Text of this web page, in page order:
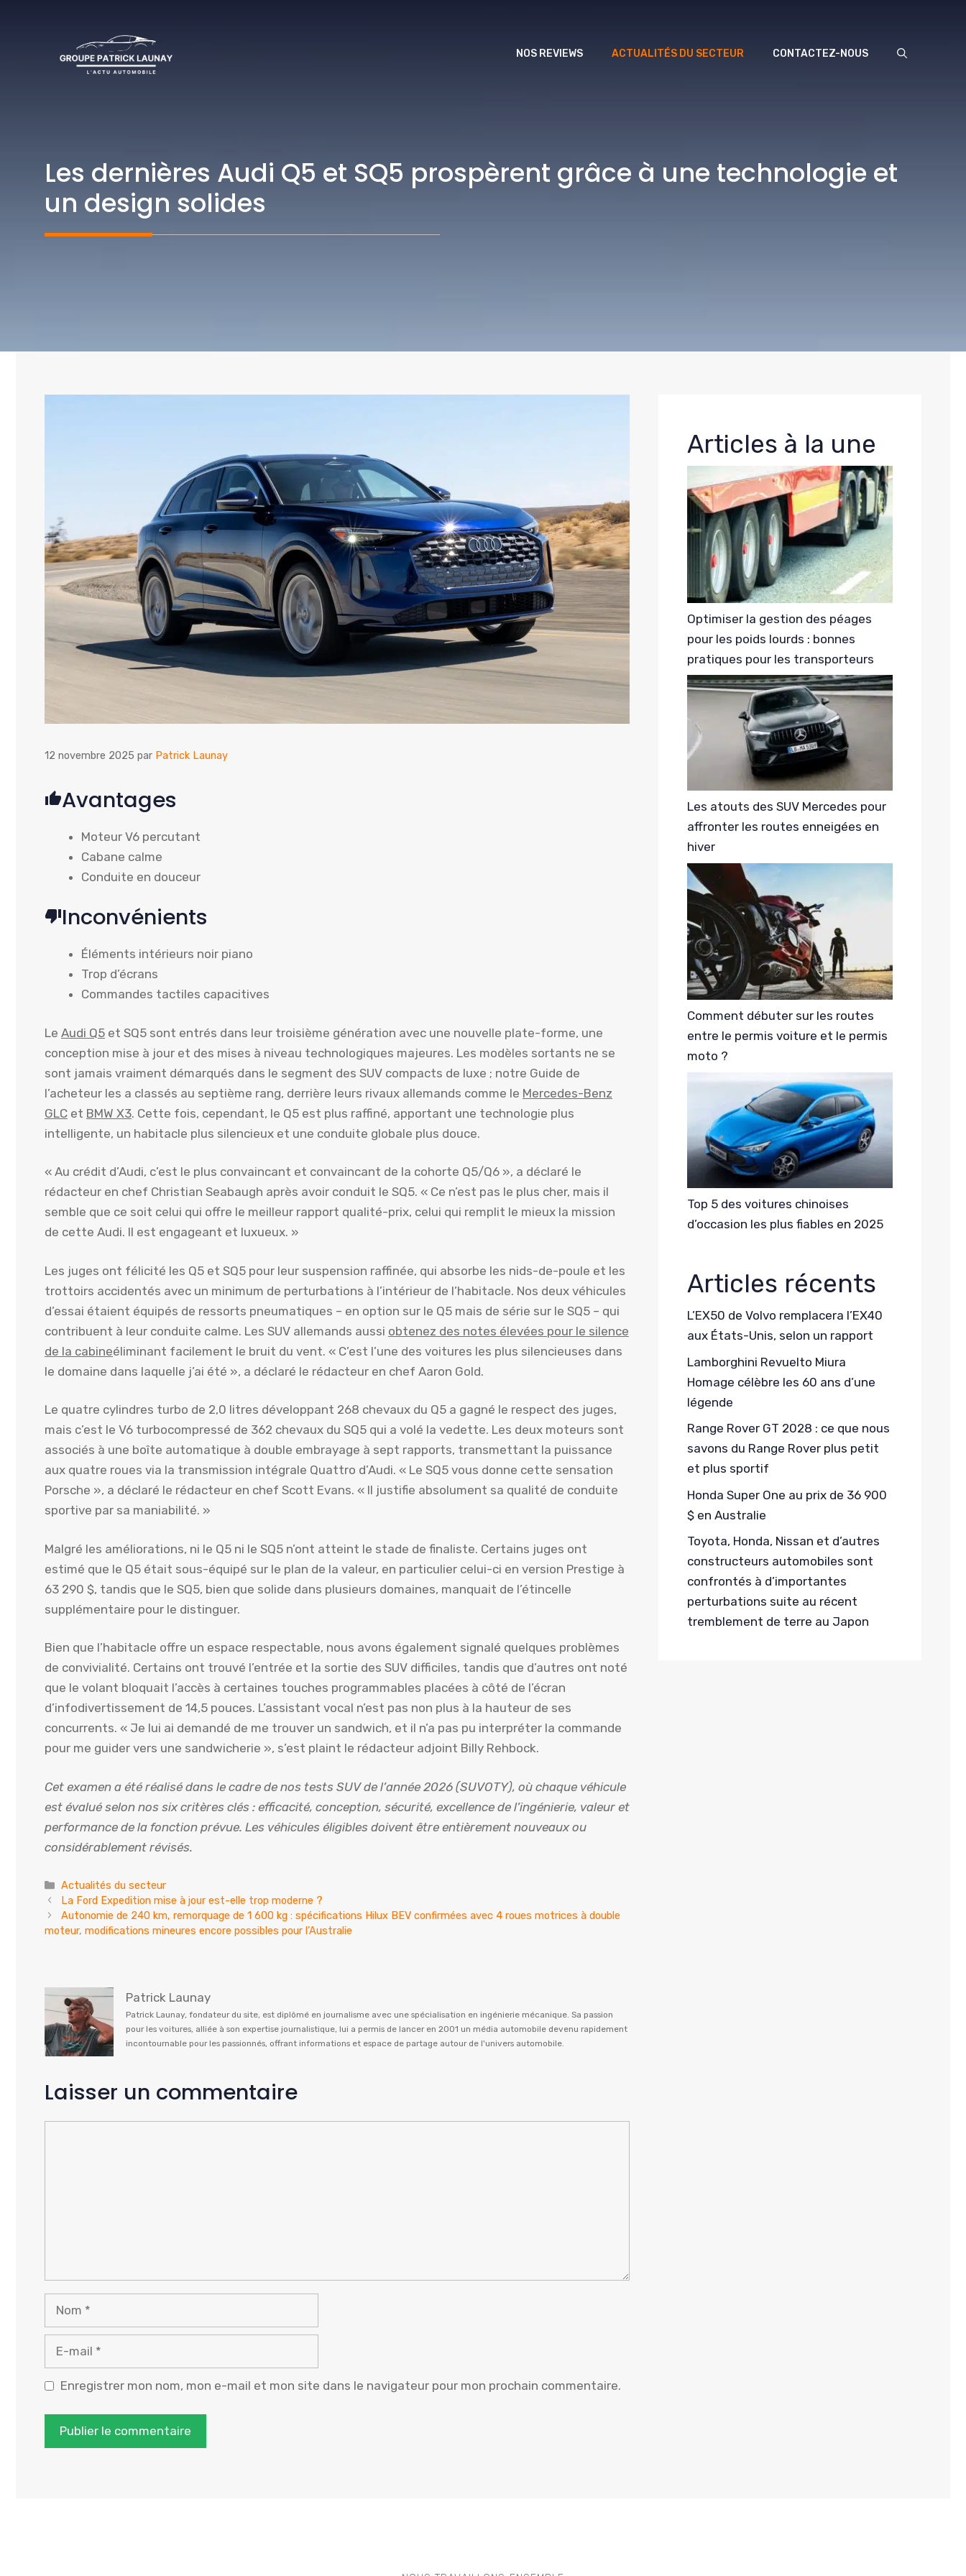
NOS REVIEWS ACTUALITÉS DU SECTEUR CONTACTEZ-NOUS
Les dernières Audi Q5 et SQ5 prospèrent grâce à une technologie et
un design solides
12 novembre 2025 par Patrick Launay
Avantages
Moteur V6 percutant
Cabane calme
Conduite en douceur
Inconvénients
Éléments intérieurs noir piano
Trop d’écrans
Commandes tactiles capacitives
Le Audi Q5 et SQ5 sont entrés dans leur troisième génération avec une nouvelle plate-forme, une
conception mise à jour et des mises à niveau technologiques majeures. Les modèles sortants ne se
sont jamais vraiment démarqués dans le segment des SUV compacts de luxe ; notre Guide de
l’acheteur les a classés au septième rang, derrière leurs rivaux allemands comme le Mercedes-Benz
GLC et BMW X3. Cette fois, cependant, le Q5 est plus raffiné, apportant une technologie plus
intelligente, un habitacle plus silencieux et une conduite globale plus douce.
« Au crédit d’Audi, c’est le plus convaincant et convaincant de la cohorte Q5/Q6 », a déclaré le
rédacteur en chef Christian Seabaugh après avoir conduit le SQ5. « Ce n’est pas le plus cher, mais il
semble que ce soit celui qui offre le meilleur rapport qualité-prix, celui qui remplit le mieux la mission
de cette Audi. Il est engageant et luxueux. »
Les juges ont félicité les Q5 et SQ5 pour leur suspension raffinée, qui absorbe les nids-de-poule et les
trottoirs accidentés avec un minimum de perturbations à l’intérieur de l’habitacle. Nos deux véhicules
d’essai étaient équipés de ressorts pneumatiques – en option sur le Q5 mais de série sur le SQ5 – qui
contribuent à leur conduite calme. Les SUV allemands aussi obtenez des notes élevées pour le silence
de la cabineéliminant facilement le bruit du vent. « C’est l’une des voitures les plus silencieuses dans
le domaine dans laquelle j’ai été », a déclaré le rédacteur en chef Aaron Gold.
Le quatre cylindres turbo de 2,0 litres développant 268 chevaux du Q5 a gagné le respect des juges,
mais c’est le V6 turbocompressé de 362 chevaux du SQ5 qui a volé la vedette. Les deux moteurs sont
associés à une boîte automatique à double embrayage à sept rapports, transmettant la puissance
aux quatre roues via la transmission intégrale Quattro d’Audi. « Le SQ5 vous donne cette sensation
Porsche », a déclaré le rédacteur en chef Scott Evans. « Il justifie absolument sa qualité de conduite
sportive par sa maniabilité. »
Malgré les améliorations, ni le Q5 ni le SQ5 n’ont atteint le stade de finaliste. Certains juges ont
estimé que le Q5 était sous-équipé sur le plan de la valeur, en particulier celui-ci en version Prestige à
63 290 $, tandis que le SQ5, bien que solide dans plusieurs domaines, manquait de l’étincelle
supplémentaire pour le distinguer.
Bien que l’habitacle offre un espace respectable, nous avons également signalé quelques problèmes
de convivialité. Certains ont trouvé l’entrée et la sortie des SUV difficiles, tandis que d’autres ont noté
que le volant bloquait l’accès à certaines touches programmables placées à côté de l’écran
d’infodivertissement de 14,5 pouces. L’assistant vocal n’est pas non plus à la hauteur de ses
concurrents. « Je lui ai demandé de me trouver un sandwich, et il n’a pas pu interpréter la commande
pour me guider vers une sandwicherie », s’est plaint le rédacteur adjoint Billy Rehbock.
Cet examen a été réalisé dans le cadre de nos tests SUV de l’année 2026 (SUVOTY), où chaque véhicule
est évalué selon nos six critères clés : efficacité, conception, sécurité, excellence de l’ingénierie, valeur et
performance de la fonction prévue. Les véhicules éligibles doivent être entièrement nouveaux ou
considérablement révisés.
Catégories
Actualités du secteur
La Ford Expedition mise à jour est-elle trop moderne ?
Autonomie de 240 km, remorquage de 1 600 kg : spécifications Hilux BEV confirmées avec 4 roues motrices à double
moteur, modifications mineures encore possibles pour l’Australie
Patrick Launay
Patrick Launay, fondateur du site, est diplômé en journalisme avec une spécialisation en ingénierie mécanique. Sa passion
pour les voitures, alliée à son expertise journalistique, lui a permis de lancer en 2001 un média automobile devenu rapidement
incontournable pour les passionnés, offrant informations et espace de partage autour de l'univers automobile.
Laisser un commentaire
Nom
mail
Enregistrer mon nom, mon e-mail et mon site dans le navigateur pour mon prochain commentaire.
Articles à la une
Optimiser la gestion des péages
pour les poids lourds : bonnes
pratiques pour les transporteurs
Les atouts des SUV Mercedes pour
affronter les routes enneigées en
hiver
Comment débuter sur les routes
entre le permis voiture et le permis
moto ?
Top 5 des voitures chinoises
d’occasion les plus fiables en 2025
Articles récents
L’EX50 de Volvo remplacera l’EX40
aux États-Unis, selon un rapport
Lamborghini Revuelto Miura
Homage célèbre les 60 ans d’une
légende
Range Rover GT 2028 : ce que nous
savons du Range Rover plus petit
et plus sportif
Honda Super One au prix de 36 900
$ en Australie
Toyota, Honda, Nissan et d’autres
constructeurs automobiles sont
confrontés à d’importantes
perturbations suite au récent
tremblement de terre au Japon